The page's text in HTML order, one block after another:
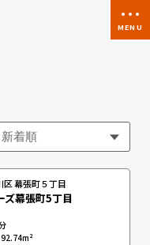
MENU
区 幕張町５丁目
ズ幕張町5丁目